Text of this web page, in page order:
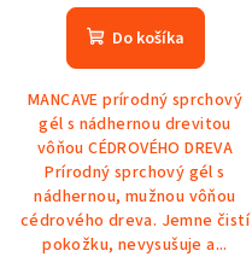
Do košíka
MANCAVE prírodný sprchový
gél s nádhernou drevitou
vôňou CÉDROVÉHO DREVA
Prírodný sprchový gél s
nádhernou, mužnou vôňou
cédrového dreva. Jemne čistí
pokožku, nevysušuje a...